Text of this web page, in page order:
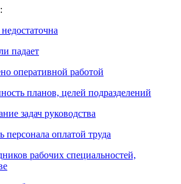
падает
оперативной работой
планов, целей подразделений
задач руководства
персонала оплатой труда
рабочих специальностей,